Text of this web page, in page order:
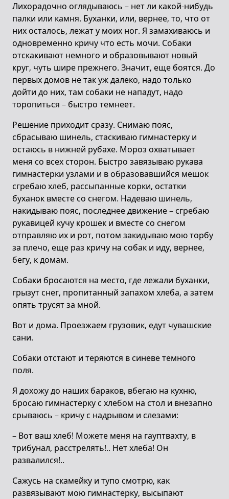
Лихорадочно оглядываюсь – нет ли какой-нибудь
палки или камня. Буханки, или, вернее, то, что от
них осталось, лежат у моих ног. Я замахиваюсь и
одновременно кричу что есть мочи. Собаки
отскакивают немного и образовывают новый
круг, чуть шире прежнего. Значит, еще боятся. До
первых домов не так уж далеко, надо только
дойти до них, там собаки не нападут, надо
торопиться – быстро темнеет.
Решение приходит сразу. Снимаю пояс,
сбрасываю шинель, стаскиваю гимнастерку и
остаюсь в нижней рубахе. Мороз охватывает
меня со всех сторон. Быстро завязываю рукава
гимнастерки узлами и в образовавшийся мешок
сгребаю хлеб, рассыпанные корки, остатки
буханок вместе со снегом. Надеваю шинель,
накидываю пояс, последнее движение – сгребаю
рукавицей кучу крошек и вместе со снегом
отправляю их и рот, потом закидываю мою торбу
за плечо, еще раз кричу на собак и иду, вернее,
бегу, к домам.
Собаки бросаются на место, где лежали буханки,
грызут снег, пропитанный запахом хлеба, а затем
опять трусят за мной.
Вот и дома. Проезжаем грузовик, едут чувашские
сани.
Собаки отстают и теряются в синеве темного
поля.
Я дохожу до наших бараков, вбегаю на кухню,
бросаю гимнастерку с хлебом на стол и внезапно
срываюсь – кричу с надрывом и слезами:
– Вот ваш хлеб! Можете меня на гауптвахту, в
трибунал, расстрелять!.. Нет хлеба! Он
развалился!..
Сажусь на скамейку и тупо смотрю, как
развязывают мою гимнастерку, высыпают